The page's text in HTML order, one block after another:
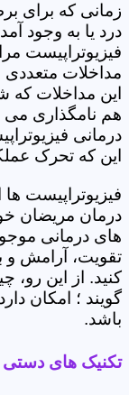
زمانی که برای
درد یا به وجود
فیزیوتراپیست
مداخلات متعددی
این مداخلات که
هم نامگذاری می
درمانی
این که تحرک
فیزیوتراپیست
درمان مریضان
های درمانی
تقویت، آرامش و
کنید. از این رو،
گویند ؛ امکان
باشد.
تکنیک های دستی